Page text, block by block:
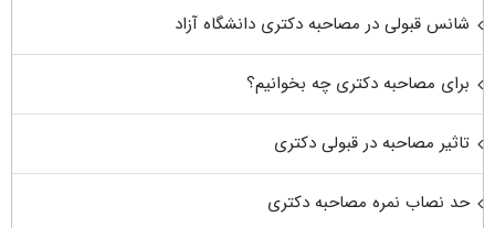
شانس قبولی در مصاحبه دکتری دانشگاه آزاد
برای مصاحبه دکتری چه بخوانیم؟
تاثیر مصاحبه در قبولی دکتری
حد نصاب نمره مصاحبه دکتری